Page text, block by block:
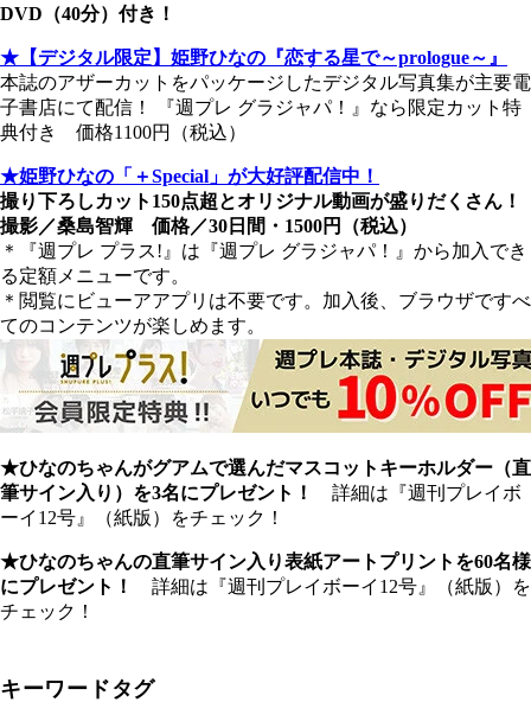
DVD（40分）付き！
★【デジタル限定】姫野ひなの『恋する星で～prologue～』
本誌のアザーカットをパッケージしたデジタル写真集が主要電
子書店にて配信！ 『週プレ グラジャパ！』なら限定カット特
典付き 価格1100円（税込）
★姫野ひなの「＋Special」が大好評配信中！
撮り下ろしカット150点超とオリジナル動画が盛りだくさん！
撮影／桑島智輝 価格／30日間・1500円（税込）
＊『週プレ プラス!』は『週プレ グラジャパ！』から加入でき
る定額メニューです。
＊閲覧にビューアアプリは不要です。加入後、ブラウザですべ
てのコンテンツが楽しめます。
★ひなのちゃんがグアムで選んだマスコットキーホルダー（直
筆サイン入り）を3名にプレゼント！
詳細は『週刊プレイボ
ーイ12号』（紙版）をチェック！
★ひなのちゃんの直筆サイン入り表紙アートプリントを60名様
にプレゼント！
詳細は『週刊プレイボーイ12号』（紙版）を
チェック！
キーワードタグ